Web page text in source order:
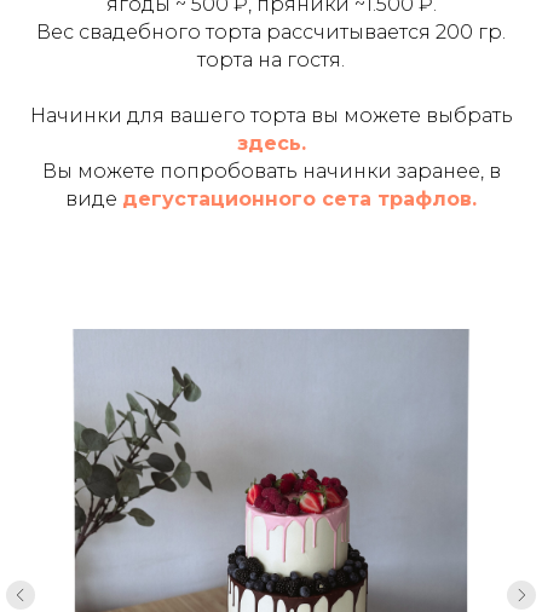
Вес свадебного торта рассчитывается 200 гр.
торта на гостя.
Начинки для вашего торта вы можете выбрать
здесь.
Вы можете попробовать начинки заранее, в
виде дегустационного сета трафлов.